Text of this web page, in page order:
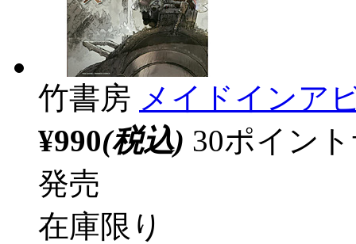
竹書房 メイドインア
¥990(税込) 30ポイン
発売
在庫限り